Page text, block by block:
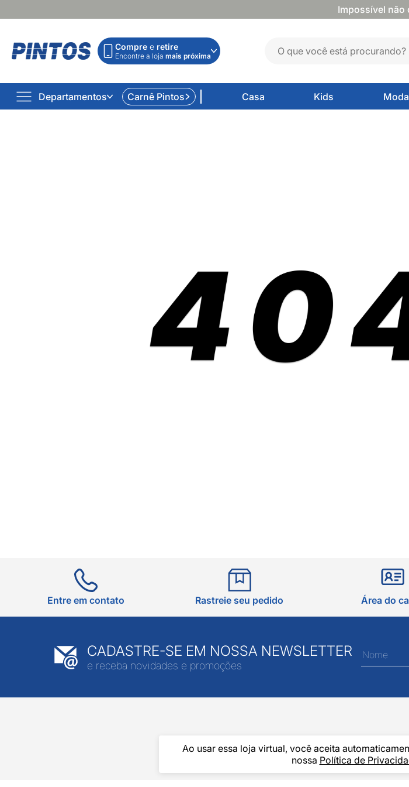
Impossível não
Compre e retire
Encontre a loja mais próxima
Departamentos Carnê Pintos Casa Kids Moda
Ao usar essa loja virtual, você aceita
nossa Política de
Entre em contato Rastreie seu pedido Área do
CADASTRE-SE EM NOSSA NEWSLETTER
e receba novidades e promoções